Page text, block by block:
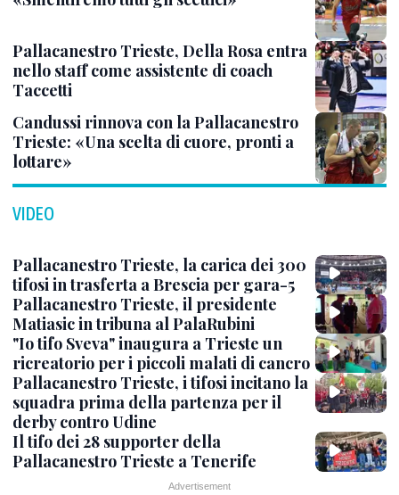
Pallacanestro Trieste, Della Rosa entra
nello staff come assistente di coach
Taccetti
Candussi rinnova con la Pallacanestro
Trieste: «Una scelta di cuore, pronti a
lottare»
VIDEO
Pallacanestro Trieste, la carica dei 300
tifosi in trasferta a Brescia per gara-5
Pallacanestro Trieste, il presidente
Matiasic in tribuna al PalaRubini
"Io tifo Sveva" inaugura a Trieste un
ricreatorio per i piccoli malati di cancro
Pallacanestro Trieste, i tifosi incitano la
squadra prima della partenza per il
derby contro Udine
Il tifo dei 28 supporter della
Pallacanestro Trieste a Tenerife